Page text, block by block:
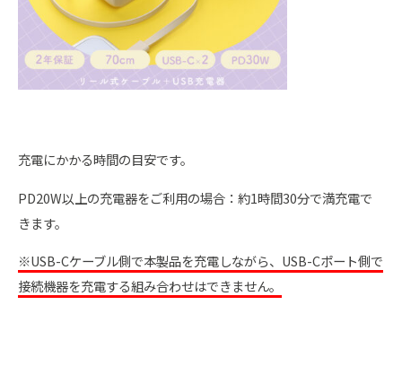
充電にかかる時間の目安です。
PD20W以上の充電器をご利用の場合：約1時間30分で満充電で
きます。
※USB-Cケーブル側で本製品を充電しながら、USB-Cポート側で
接続機器を充電する組み合わせはできません。